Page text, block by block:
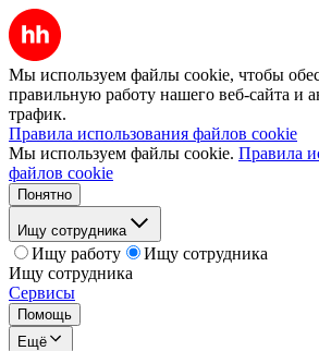
Мы используем файлы cookie, чтобы
правильную работу нашего веб-сайта и
трафик.
Правила использования файлов cookie
Мы используем файлы cookie. Правила
файлов cookie
Понятно
Ищу сотрудника
Ищу работу
Ищу сотрудника
Ищу сотрудника
Сервисы
Помощь
Ещё